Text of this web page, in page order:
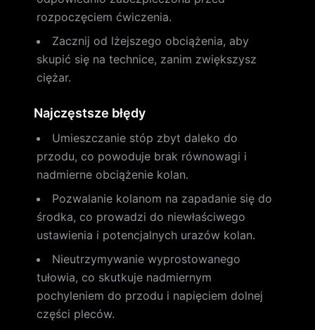
rozpoczęciem ćwiczenia.
Zacznij od lżejszego obciążenia, aby
skupić się na technice, zanim zwiększysz
ciężar.
Najczęstsze błędy
Umieszczanie stóp zbyt daleko do
przodu, co powoduje brak równowagi i
nadmierne obciążenie kolan.
Pozwalanie kolanom na zapadanie się do
środka, co prowadzi do niewłaściwego
ustawienia i potencjalnych urazów kolan.
Nieutrzymywanie wyprostowanego
tułowia, co skutkuje nadmiernym
pochyleniem do przodu i napięciem dolnej
części pleców.